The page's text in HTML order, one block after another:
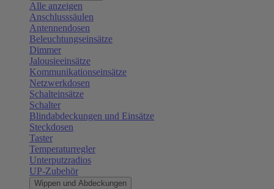
Alle anzeigen
Anschlusssäulen
Antennendosen
Beleuchtungseinsätze
Dimmer
Jalousieeinsätze
Kommunikationseinsätze
Netzwerkdosen
Schalteinsätze
Schalter
Blindabdeckungen und Einsätze
Steckdosen
Taster
Temperaturregler
Unterputzradios
UP-Zubehör
Wippen und Abdeckungen